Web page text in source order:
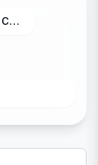
Cuidado del Cuerpo